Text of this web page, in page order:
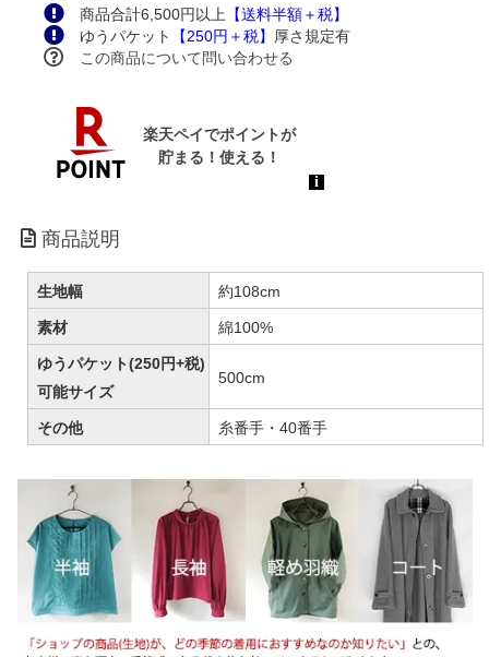
商品合計6,500円以上
【送料半額＋税】
ゆうパケット
【250円＋税】
厚さ規定有
この商品について問い合わせる
商品説明
生地幅 約108cm
素材 綿100%
ゆうパケット(250円+税)
可能サイズ
500cm
その他 糸番手・40番手